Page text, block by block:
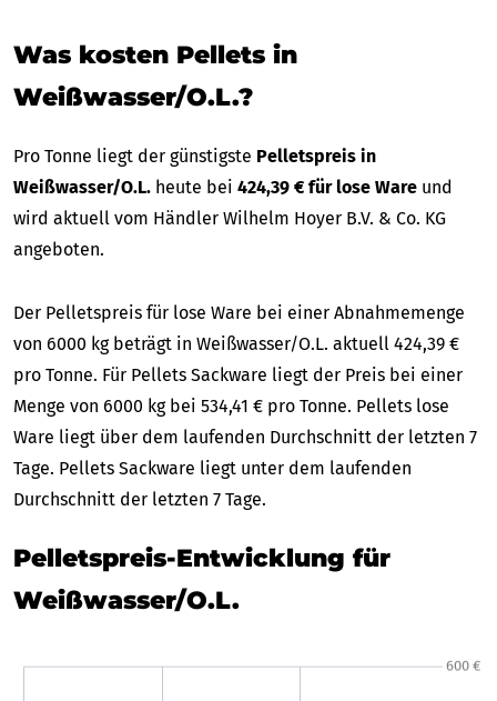
Was kosten Pellets in
Weißwasser/O.L.?
Pro Tonne liegt der günstigste Pelletspreis in
Weißwasser/O.L. heute bei 424,39 € für lose Ware und
wird aktuell vom Händler Wilhelm Hoyer B.V. & Co. KG
angeboten.
Der Pelletspreis für lose Ware bei einer Abnahmemenge
von 6000 kg beträgt in Weißwasser/O.L. aktuell 424,39 €
pro Tonne. Für Pellets Sackware liegt der Preis bei einer
Menge von 6000 kg bei 534,41 € pro Tonne. Pellets lose
Ware liegt über dem laufenden Durchschnitt der letzten 7
Tage. Pellets Sackware liegt unter dem laufenden
Durchschnitt der letzten 7 Tage.
Pelletspreis-Entwicklung für
Weißwasser/O.L.